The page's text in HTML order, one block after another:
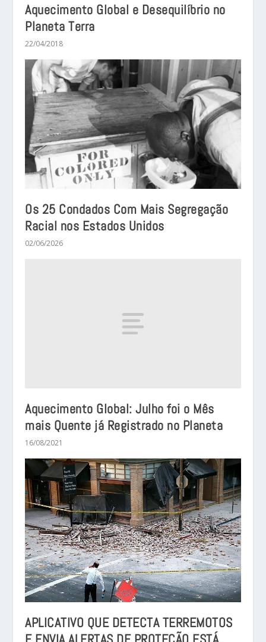
Aquecimento Global e Desequilíbrio no
Planeta Terra
22/04/2018
Os 25 Condados Com Mais Segregação
Racial nos Estados Unidos
02/06/2026
Aquecimento Global: Julho foi o Mês
mais Quente já Registrado no Planeta
16/08/2021
APLICATIVO QUE DETECTA TERREMOTOS